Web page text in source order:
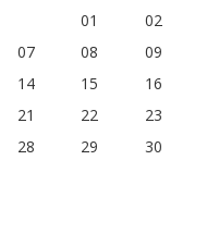
01
02
07 08
09
14 15
16
21 22
23
28 29
30